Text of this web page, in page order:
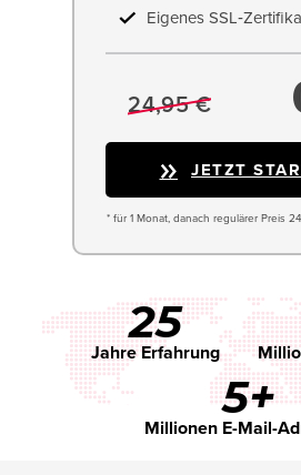
Eigenes
24,95 €
JETZT
* für 1 Monat, danach regulärer Preis
25
Jahre Erfahrung
5+
Millionen E-Mail-